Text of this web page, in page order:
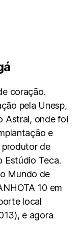
coração.
pela Unesp,
Astral, onde foi
e
produtor de
Estúdio Teca.
Mundo de
10 em
local
e agora